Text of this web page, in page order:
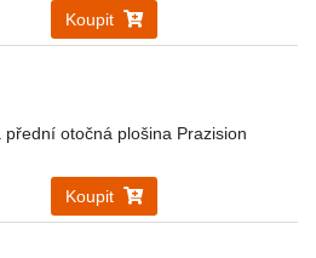
Koupit
přední otočná plošina Prazision
Koupit